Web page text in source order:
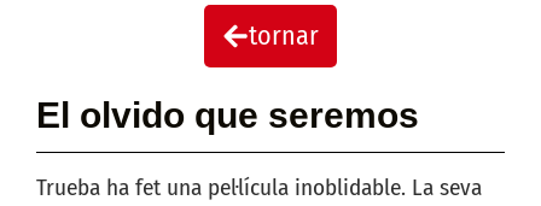
tornar
El olvido que seremos
Trueba ha fet una pel·lícula inoblidable. La seva